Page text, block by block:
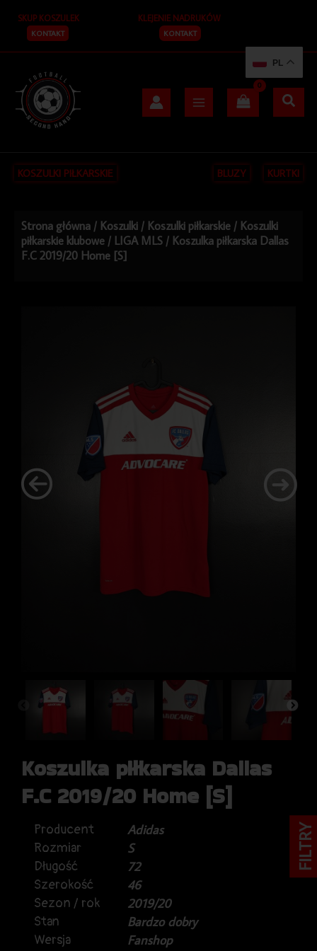
treści
SKUP KOSZULEK
KONTAKT
KLEJENIE NADRUKÓW
KONTAKT
KOSZULKI PIŁKARSKIE BLUZY KURTKI
Strona główna / Koszulki / Koszulki piłkarskie / Koszulki
piłkarskie klubowe / LIGA MLS / Koszulka piłkarska Dallas
F.C 2019/20 Home [S]
Koszulka piłkarska Dallas
F.C 2019/20 Home [S]
Producent
Adidas
Rozmiar
S
Długość
72
Szerokość
46
Sezon / rok
2019/20
Stan
Bardzo dobry
Wersja
Fanshop
PL
FILTRY